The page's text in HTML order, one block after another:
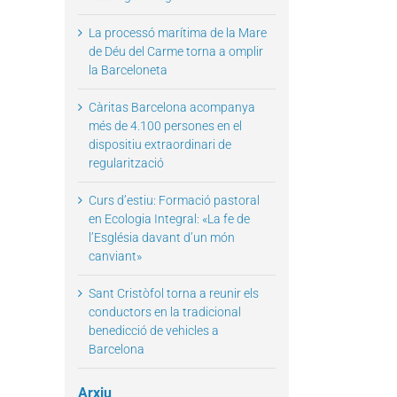
La processó marítima de la Mare
de Déu del Carme torna a omplir
la Barceloneta
Càritas Barcelona acompanya
més de 4.100 persones en el
dispositiu extraordinari de
regularització
Curs d’estiu: Formació pastoral
en Ecologia Integral: «La fe de
l’Església davant d’un món
canviant»
Sant Cristòfol torna a reunir els
conductors en la tradicional
benedicció de vehicles a
Barcelona
Arxiu